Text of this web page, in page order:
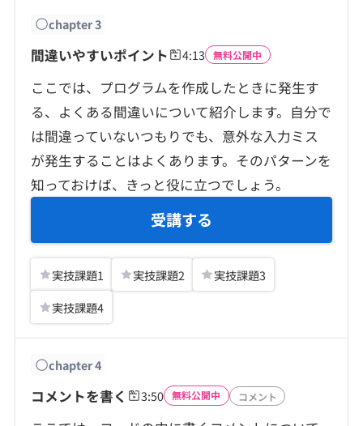
chapter3
間違いやすいポイント 4:13 無料公開中
ここでは、プログラムを作成したときに発生す
る、よくある間違いについて紹介します。自分で
は間違っていないつもりでも、意外な入力ミス
が発生することはよくあります。そのパターンを
知っておけば、きっと役に立つでしょう。
受講する
実技課題1 実技課題2 実技課題3
実技課題4
chapter4
コメントを書く 3:50 無料公開中 コメント